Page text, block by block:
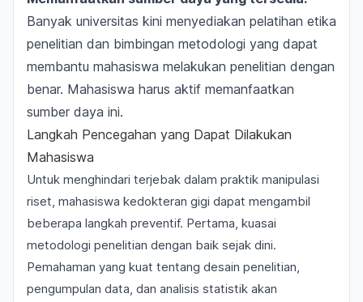
Banyak universitas kini menyediakan pelatihan etika
penelitian dan bimbingan metodologi yang dapat
membantu mahasiswa melakukan penelitian dengan
benar. Mahasiswa harus aktif memanfaatkan
sumber daya ini.
Langkah Pencegahan yang Dapat Dilakukan
Mahasiswa
Untuk menghindari terjebak dalam praktik manipulasi
riset, mahasiswa kedokteran gigi dapat mengambil
beberapa langkah preventif. Pertama, kuasai
metodologi penelitian dengan baik sejak dini.
Pemahaman yang kuat tentang desain penelitian,
pengumpulan data, dan analisis statistik akan